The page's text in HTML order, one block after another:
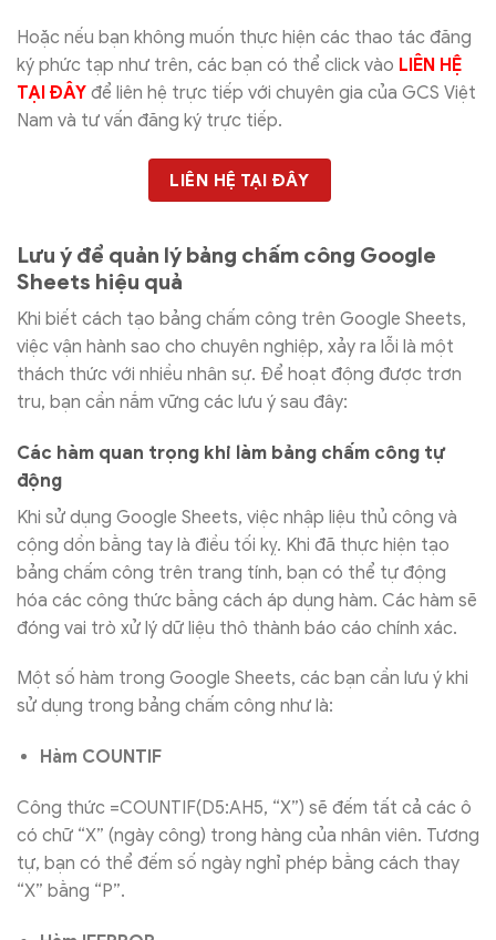
Hoặc nếu bạn không muốn thực hiện các thao tác đăng
ký phức tạp như trên, các bạn có thể click vào LIÊN HỆ
TẠI ĐÂY để liên hệ trực tiếp với chuyên gia của GCS Việt
Nam và tư vấn đăng ký trực tiếp.
LIÊN HỆ TẠI ĐÂY
Lưu ý để quản lý bảng chấm công Google
Sheets hiệu quả
Khi biết cách tạo bảng chấm công trên Google Sheets,
việc vận hành sao cho chuyên nghiệp, xảy ra lỗi là một
thách thức với nhiều nhân sự. Để hoạt động được trơn
tru, bạn cần nắm vững các lưu ý sau đây:
Các hàm quan trọng khi làm bảng chấm công tự
động
Khi sử dụng Google Sheets, việc nhập liệu thủ công và
cộng dồn bằng tay là điều tối kỵ. Khi đã thực hiện tạo
bảng chấm công trên trang tính, bạn có thể tự động
hóa các công thức bằng cách áp dụng hàm. Các hàm sẽ
đóng vai trò xử lý dữ liệu thô thành báo cáo chính xác.
Một số hàm trong Google Sheets, các bạn cần lưu ý khi
sử dụng trong bảng chấm công như là:
Hàm COUNTIF
Công thức =COUNTIF(D5:AH5, “X”) sẽ đếm tất cả các ô
có chữ “X” (ngày công) trong hàng của nhân viên. Tương
tự, bạn có thể đếm số ngày nghỉ phép bằng cách thay
“X” bằng “P”.